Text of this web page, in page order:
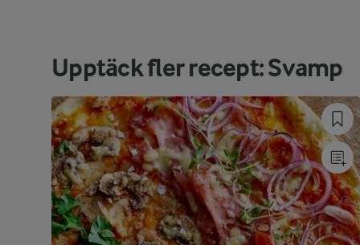
Upptäck fler recept: Svamp